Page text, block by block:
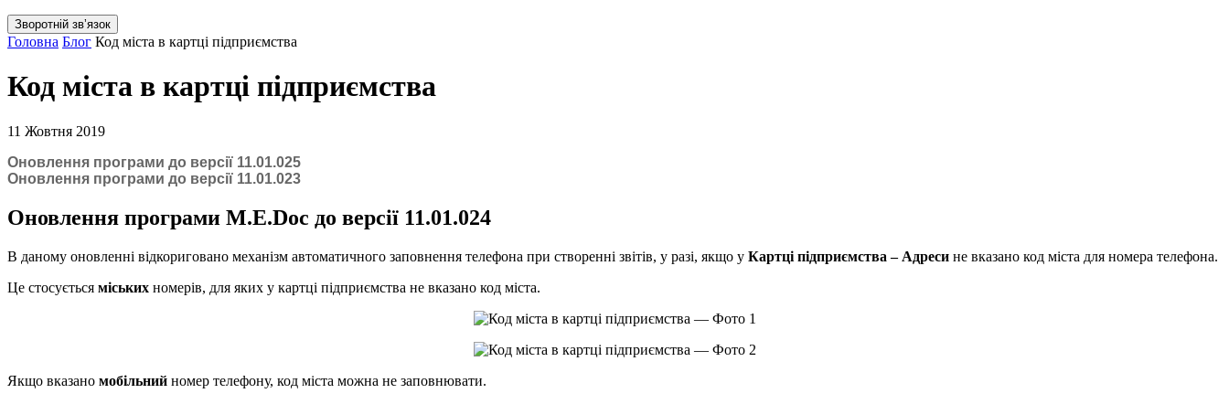
Зворотній звʼязок
Головна Блог Код міста в картці підприємства
Код міста в картці підприємства
11 Жовтня 2019
Оновлення програми до версії 11.01.025
Оновлення програми до версії 11.01.023
Оновлення програми M.E.Doc до версії 11.01.024
В даному оновленні відкориговано механізм автоматичного заповнення телефона при створенні звітів, у разі, якщо у Картці підприємства – Адреси не вказано код міста для номера телефона.
Це стосується міських номерів, для яких у картці підприємства не вказано код міста.
Якщо вказано мобільний номер телефону, код міста можна не заповнювати.